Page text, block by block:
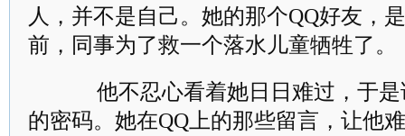
人，并不是自己。她的那个QQ好友，
前，同事为了救一个落水儿童牺牲了。
他不忍心看着她日日难过，于是
的密码。她在QQ上的那些留言，让他